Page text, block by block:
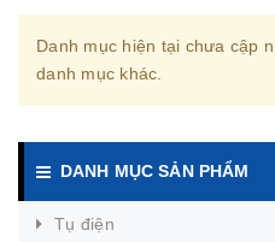
Danh mục hiện tại chưa cập
danh mục khác.
DANH MỤC SẢN PHẨM
Tụ điện